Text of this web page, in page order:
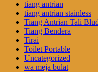
tiang antrian
tiang antrian stainless
Tiang Antrian Tali
Tiang Bendera
Tirai
Toilet Portable
Uncategorized
wa meja bulat